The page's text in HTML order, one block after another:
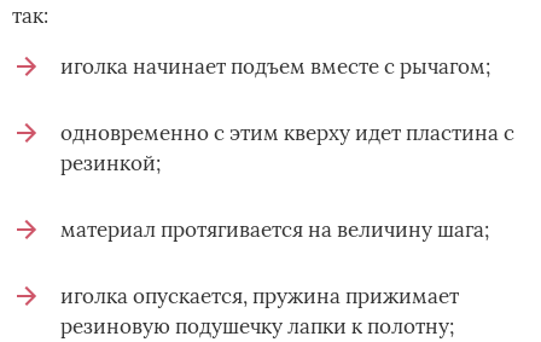
так:
иголка начинает подъем вместе с рычагом;
одновременно с этим кверху идет пластина с
резинкой;
материал протягивается на величину шага;
иголка опускается, пружина прижимает
резиновую подушечку лапки к полотну;